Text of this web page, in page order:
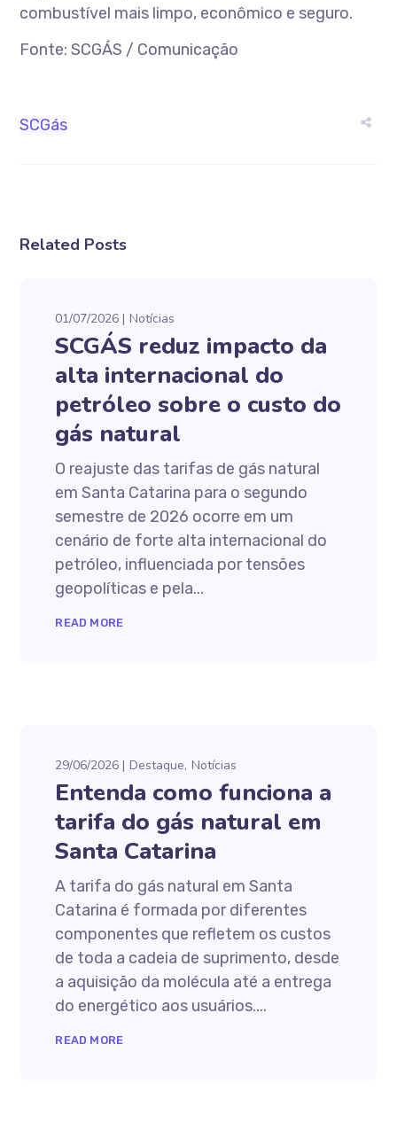
combustível mais limpo, econômico e seguro.
Fonte: SCGÁS / Comunicação
SCGás
Related Posts
01/07/2026 Notícias
SCGÁS reduz impacto da
alta internacional do
petróleo sobre o custo do
gás natural
O reajuste das tarifas de gás natural
em Santa Catarina para o segundo
semestre de 2026 ocorre em um
cenário de forte alta internacional do
petróleo, influenciada por tensões
geopolíticas e pela...
READ MORE
29/06/2026 Destaque Notícias
Entenda como funciona a
tarifa do gás natural em
Santa Catarina
A tarifa do gás natural em Santa
Catarina é formada por diferentes
componentes que refletem os custos
de toda a cadeia de suprimento, desde
a aquisição da molécula até a entrega
do energético aos usuários....
READ MORE